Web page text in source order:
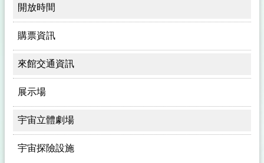
開放時間
購票資訊
來館交通資訊
展示場
宇宙立體劇場
宇宙探險設施